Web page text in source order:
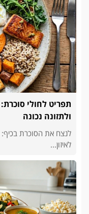
תפריט לחולי
ולתזונה נכונה
לנצח את הסוכרת בכיף:
לאיזון...